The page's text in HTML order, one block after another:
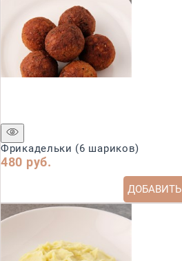
Фрикадельки (6 шариков)
480 руб.
ДОБАВИТЬ